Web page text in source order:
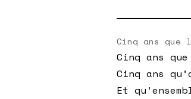
Cinq ans
Cinq ans
Cinq ans
Et